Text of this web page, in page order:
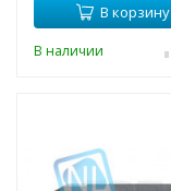
В корзину
В наличии